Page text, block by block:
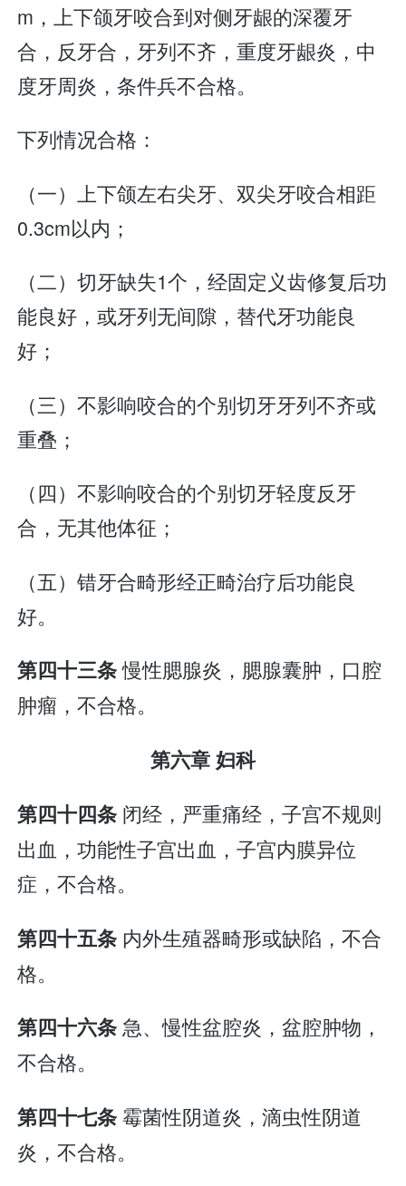
m，上下颌牙咬合到对侧牙龈的深覆牙
合，反牙合，牙列不齐，重度牙龈炎，中
度牙周炎，条件兵不合格。
下列情况合格：
（一）上下颌左右尖牙、双尖牙咬合相距
0.3cm以内；
（二）切牙缺失1个，经固定义齿修复后功
能良好，或牙列无间隙，替代牙功能良
好；
（三）不影响咬合的个别切牙牙列不齐或
重叠；
（四）不影响咬合的个别切牙轻度反牙
合，无其他体征；
（五）错牙合畸形经正畸治疗后功能良
好。
第四十三条慢性腮腺炎，腮腺囊肿，口腔
肿瘤，不合格。
第六章 妇科
第四十四条 闭经，严重痛经，子宫不规则
出血，功能性子宫出血，子宫内膜异位
症，不合格。
第四十五条 内外生殖器畸形或缺陷，不合
格。
第四十六条急、慢性盆腔炎，盆腔肿物，
不合格。
第四十七条霉菌性阴道炎，滴虫性阴道
炎，不合格。